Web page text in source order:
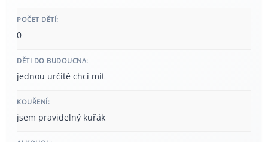
POČET DĚTÍ:
0
DĚTI DO BUDOUCNA:
jednou určitě chci mít
KOUŘENÍ:
jsem pravidelný kuřák